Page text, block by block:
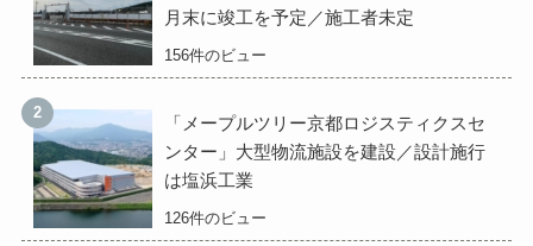
月末に竣工を予定／施工者未定
156件のビュー
「メープルツリー京都ロジスティクスセ
ンター」大型物流施設を建設／設計施行
は塩浜工業
126件のビュー